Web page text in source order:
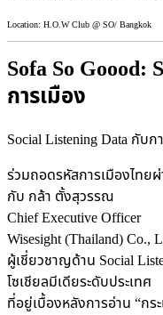
Location: H.O.W Club @ SO/ Bangkok
Sofa So Goood:
การเมือง
Social Listening Data กับก
ร่วมถอดรหัสการเมืองไทย
กับ กล้า ตั้งสุวรรณ
Chief Executive Officer
Wisesight (Thailand) Co.,
ผู้เชี่ยวชาญด้าน Social
โซเชียลมีเดียระดับประเทศ
ที่อยู่เบื้องหลังการอ่าน “กร